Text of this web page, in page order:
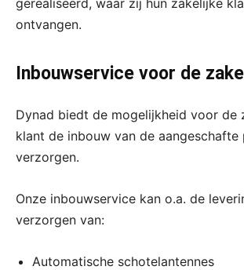
gerealiseerd, waar zij hun zakelijke
ontvangen.
Inbouwservice voor de
Dynad biedt de mogelijkheid voor de
klant de inbouw van de
verzorgen.
Onze inbouwservice kan o.a. de
verzorgen van:
Automatische schotelantennes